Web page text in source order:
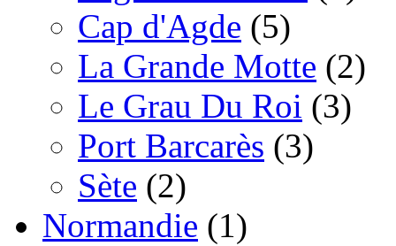
Cap d'Agde (5)
La Grande Motte (2)
Le Grau Du Roi (3)
Port Barcarès (3)
Sète (2)
Normandie (1)